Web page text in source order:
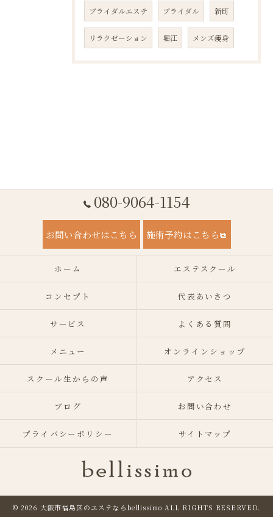
ブライダルエステ ブライダル 新町
リラクゼーション 堀江 メンズ痩身
080-9064-1154
お問い合わせはこちら 施術予約はこちら
ホーム エステスクール
コンセプト 代表あいさつ
サービス よくある質問
メニュー オンラインショップ
スクール生からの声 アクセス
ブログ お問い合わせ
プライバシーポリシー サイトマップ
© 2026 大阪市福島区のエステならbellissimo ALL RIGHTS RESERVED.